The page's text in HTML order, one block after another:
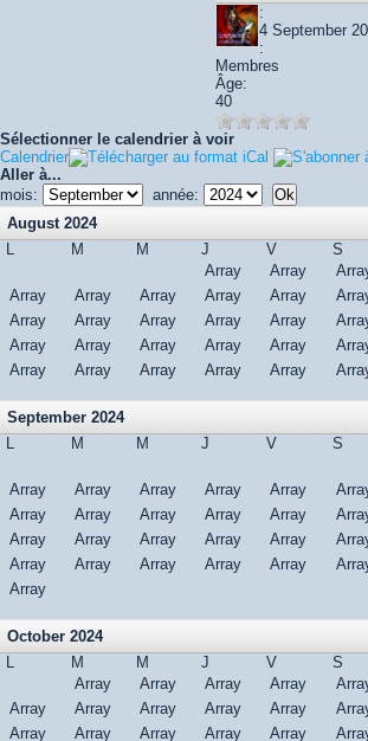
:
4 September
:
Membres
Âge:
40
Sélectionner le calendrier à voir
Calendrier
Aller à...
mois:
année:
August 2024
L
M M J V S
Array
Array
Array
Array Array Array Array
Array
Array Array Array Array
Array
Array Array Array Array
Array
Array Array Array Array
September 2024
L
M M J V S
Array
Array Array Array Array
Array
Array Array Array Array
Array
Array Array Array Array
Array
Array Array Array Array
Array
October 2024
L
M M J V S
Array
Array Array Array
Array
Array Array Array Array
Array
Array Array Array Array